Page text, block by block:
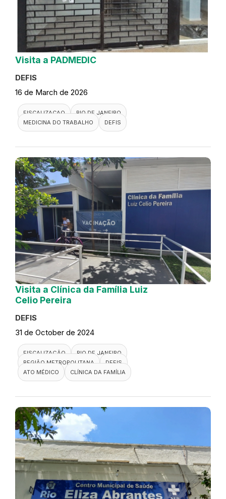
Visita a PADMEDIC
DEFIS
16 de March de 2026
FISCALIZACAO
RIO DE JANEIRO
MEDICINA DO TRABALHO
DEFIS
Visita a Clínica da Família Luiz
Celio Pereira
DEFIS
31 de October de 2024
FISCALIZAÇÃO
RIO DE JANEIRO
REGIÃO METROPOLITANA
DEFIS
ATO MÉDICO
CLÍNICA DA FAMÍLIA